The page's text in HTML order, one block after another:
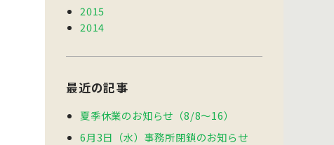
2015
2014
最近の記事
夏季休業のお知らせ（8/8～16）
6月3日（水）事務所閉鎖のお知らせ